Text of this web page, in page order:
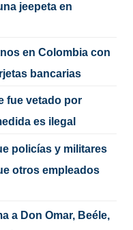
jeepeta en
en Colombia con
bancarias
fue vetado por
es ilegal
policías y militares
otros empleados
a Don Omar, Beéle,